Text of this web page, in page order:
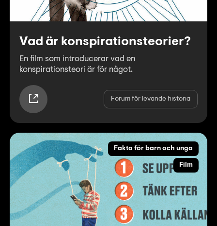
Vad är konspirationsteorier?
En film som introducerar vad en
konspirationsteori är för något.
Forum för levande historia
Fakta för barn och unga
Film